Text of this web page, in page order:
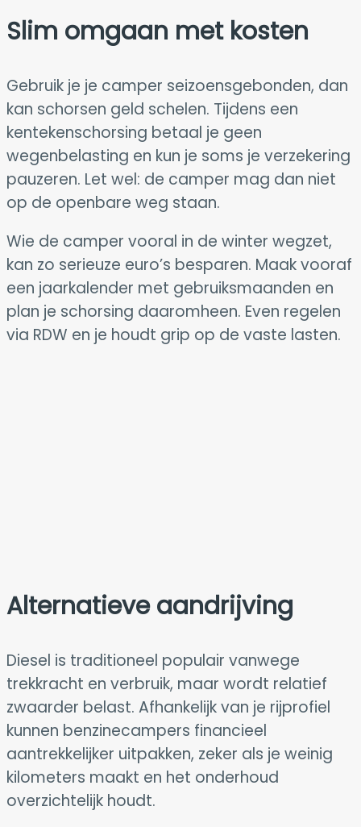
Slim omgaan met kosten
Gebruik je je camper seizoensgebonden, dan
kan schorsen geld schelen. Tijdens een
kentekenschorsing betaal je geen
wegenbelasting en kun je soms je verzekering
pauzeren. Let wel: de camper mag dan niet
op de openbare weg staan.
Wie de camper vooral in de winter wegzet,
kan zo serieuze euro’s besparen. Maak vooraf
een jaarkalender met gebruiksmaanden en
plan je schorsing daaromheen. Even regelen
via RDW en je houdt grip op de vaste lasten.
Alternatieve aandrijving
Diesel is traditioneel populair vanwege
trekkracht en verbruik, maar wordt relatief
zwaarder belast. Afhankelijk van je rijprofiel
kunnen benzinecampers financieel
aantrekkelijker uitpakken, zeker als je weinig
kilometers maakt en het onderhoud
overzichtelijk houdt.